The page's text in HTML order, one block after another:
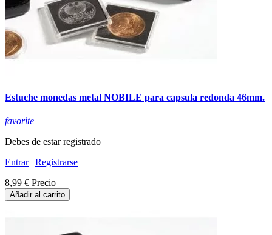
Estuche monedas metal NOBILE para capsula redonda 46mm.
favorite
Debes de estar registrado
Entrar| Registrarse
8,99 € Precio
Añadir al carrito